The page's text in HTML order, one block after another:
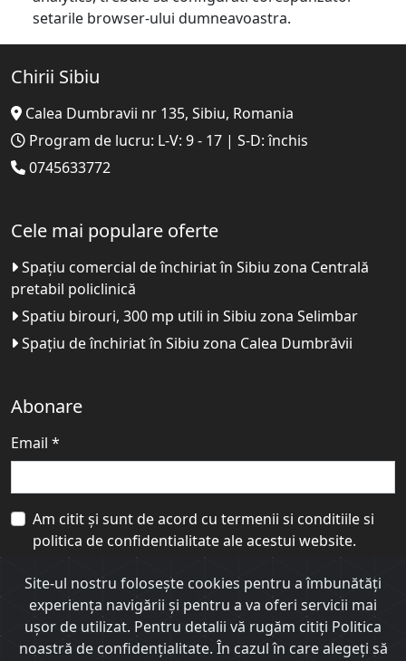
setarile browser-ului dumneavoastra.
Chirii Sibiu
Calea Dumbravii nr 135, Sibiu, Romania
Program de lucru: L-V: 9 - 17 | S-D: închis
0745633772
Cele mai populare oferte
Spațiu comercial de închiriat în Sibiu zona Centrală
pretabil policlinică
Spatiu birouri, 300 mp utili in Sibiu zona Selimbar
Spațiu de închiriat în Sibiu zona Calea Dumbrăvii
Abonare
Email *
Am citit și sunt de acord cu termenii si conditiilesi
politica de confidentialitateale acestui website.
Abonare
©ImobilPro - CRM imobiliar- Toate drepturile rezervate
Site-ul nostru foloseşte cookies pentru a îmbunătăţi
experienţa navigării şi pentru a va oferi servicii mai
uşor de utilizat. Pentru detalii vă rugăm citiți Politica
noastră de confidențialitate. În cazul în care alegeți să